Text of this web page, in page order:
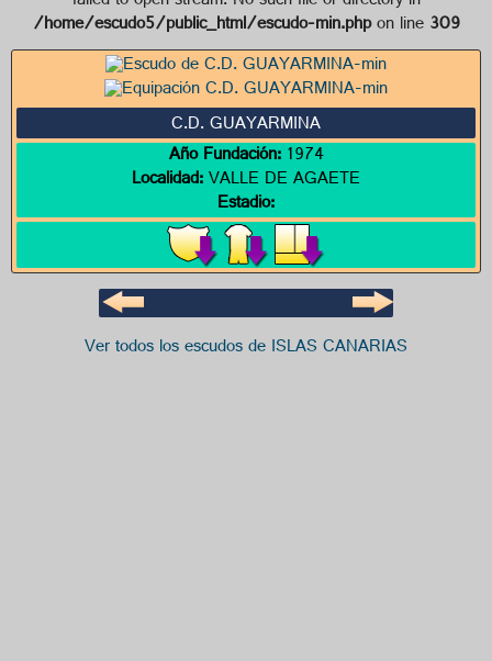
/home/escudo5/public_html/escudo-min.phpon line309
C.D. GUAYARMINA
Año Fundación:1974
Localidad:VALLE DE AGAETE
Estadio:
Ver todos los escudos de ISLAS CANARIAS